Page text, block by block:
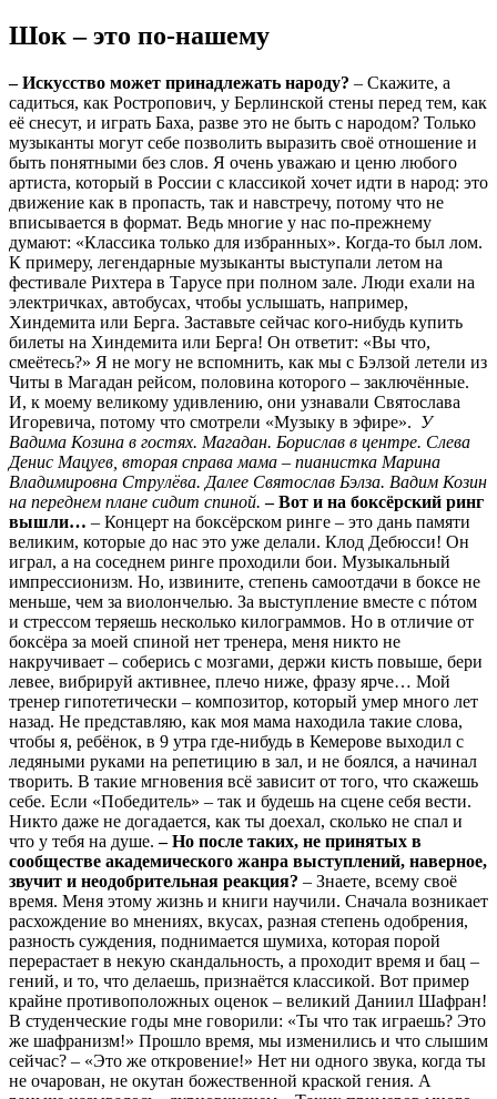
Шок – это по-нашему
– Искусство может принадлежать народу? – Скажите, а
садиться, как Ростропович, у Берлинской стены перед тем, как
её снесут, и играть Баха, разве это не быть с народом? Только
музыканты могут себе позволить выразить своё отношение и
быть понятными без слов. Я очень уважаю и ценю любого
артиста, который в России с классикой хочет идти в народ: это
движение как в пропасть, так и навстречу, потому что не
вписывается в формат. Ведь многие у нас по-прежнему
думают: «Классика только для избранных». Когда-то был лом.
К примеру, легендарные музыканты выступали летом на
фестивале Рихтера в Тарусе при полном зале. Люди ехали на
электричках, автобусах, чтобы услышать, например,
Хиндемита или Берга. Заставьте сейчас кого-нибудь купить
билеты на Хиндемита или Берга! Он ответит: «Вы что,
смеётесь?» Я не могу не вспомнить, как мы с Бэлзой летели из
Читы в Магадан рейсом, половина которого – заключённые.
И, к моему великому удивлению, они узнавали Святослава
Игоревича, потому что смотрели «Музыку в эфире». У
Вадима Козина в гостях. Магадан. Борислав в центре. Слева
Денис Мацуев, вторая справа мама – пианистка Марина
Владимировна Струлёва. Далее Святослав Бэлза. Вадим Козин
на переднем плане сидит спиной. – Вот и на боксёрский ринг
вышли… – Концерт на боксёрском ринге – это дань памяти
великим, которые до нас это уже делали. Клод Дебюсси! Он
играл, а на соседнем ринге проходили бои. Музыкальный
импрессионизм. Но, извините, степень самоотдачи в боксе не
меньше, чем за виолончелью. За выступление вместе с пóтом
и стрессом теряешь несколько килограммов. Но в отличие от
боксёра за моей спиной нет тренера, меня никто не
накручивает – соберись с мозгами, держи кисть повыше, бери
левее, вибрируй активнее, плечо ниже, фразу ярче… Мой
тренер гипотетически – композитор, который умер много лет
назад. Не представляю, как моя мама находила такие слова,
чтобы я, ребёнок, в 9 утра где-нибудь в Кемерове выходил с
ледяными руками на репетицию в зал, и не боялся, а начинал
творить. В такие мгновения всё зависит от того, что скажешь
себе. Если «Победитель» – так и будешь на сцене себя вести.
Никто даже не догадается, как ты доехал, сколько не спал и
что у тебя на душе.– Но после таких, не принятых в
сообществе академического жанра выступлений, наверное,
звучит и неодобрительная реакция? – Знаете, всему своё
время. Меня этому жизнь и книги научили. Сначала возникает
расхождение во мнениях, вкусах, разная степень одобрения,
разность суждения, поднимается шумиха, которая порой
перерастает в некую скандальность, а проходит время и бац –
гений, и то, что делаешь, признаётся классикой. Вот пример
крайне противоположных оценок – великий Даниил Шафран!
В студенческие годы мне говорили: «Ты что так играешь? Это
же шафранизм!» Прошло время, мы изменились и что слышим
сейчас? – «Это же откровение!» Нет ни одного звука, когда ты
не очарован, не окутан божественной краской гения. А